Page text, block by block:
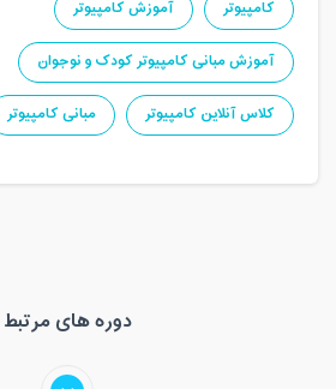
کامپیوتر
آموزش کامپیوتر
آموزش مبانی کامپیوتر کودک و نوجوان
کلاس آنلاین کامپیوتر
مبانی کامپیوتر
دوره های مرتبط